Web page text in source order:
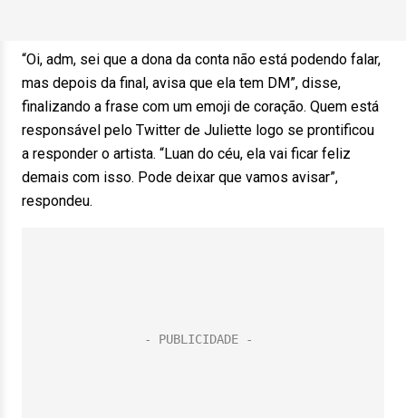
“Oi, adm, sei que a dona da conta não está podendo falar,
mas depois da final, avisa que ela tem DM”, disse,
finalizando a frase com um emoji de coração. Quem está
responsável pelo Twitter de Juliette logo se prontificou
a responder o artista. “Luan do céu, ela vai ficar feliz
demais com isso. Pode deixar que vamos avisar”,
respondeu.